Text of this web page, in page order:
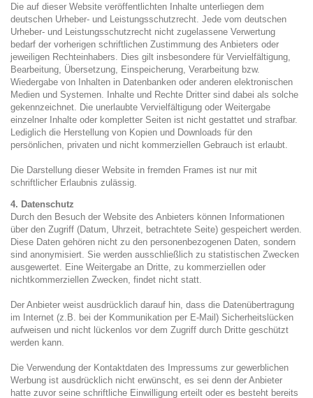
Die auf dieser Website veröffentlichten Inhalte unterliegen dem
deutschen Urheber- und Leistungsschutzrecht. Jede vom deutschen
Urheber- und Leistungsschutzrecht nicht zugelassene Verwertung
bedarf der vorherigen schriftlichen Zustimmung des Anbieters oder
jeweiligen Rechteinhabers. Dies gilt insbesondere für Vervielfältigung,
Bearbeitung, Übersetzung, Einspeicherung, Verarbeitung bzw.
Wiedergabe von Inhalten in Datenbanken oder anderen elektronischen
Medien und Systemen. Inhalte und Rechte Dritter sind dabei als solche
gekennzeichnet. Die unerlaubte Vervielfältigung oder Weitergabe
einzelner Inhalte oder kompletter Seiten ist nicht gestattet und strafbar.
Lediglich die Herstellung von Kopien und Downloads für den
persönlichen, privaten und nicht kommerziellen Gebrauch ist erlaubt.
Die Darstellung dieser Website in fremden Frames ist nur mit
schriftlicher Erlaubnis zulässig.
4. Datenschutz
Durch den Besuch der Website des Anbieters können Informationen
über den Zugriff (Datum, Uhrzeit, betrachtete Seite) gespeichert werden.
Diese Daten gehören nicht zu den personenbezogenen Daten, sondern
sind anonymisiert. Sie werden ausschließlich zu statistischen Zwecken
ausgewertet. Eine Weitergabe an Dritte, zu kommerziellen oder
nichtkommerziellen Zwecken, findet nicht statt.
Der Anbieter weist ausdrücklich darauf hin, dass die Datenübertragung
im Internet (z.B. bei der Kommunikation per E-Mail) Sicherheitslücken
aufweisen und nicht lückenlos vor dem Zugriff durch Dritte geschützt
werden kann.
Die Verwendung der Kontaktdaten des Impressums zur gewerblichen
Werbung ist ausdrücklich nicht erwünscht, es sei denn der Anbieter
hatte zuvor seine schriftliche Einwilligung erteilt oder es besteht bereits